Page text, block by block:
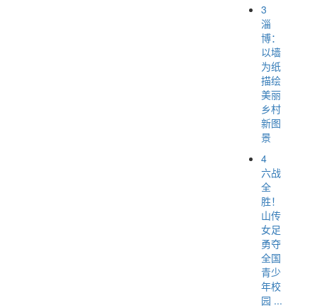
3
淄
博：
以墙
为纸
描绘
美丽
乡村
新图
景
4
六战
全
胜！
山传
女足
勇夺
全国
青少
年校
园 ...